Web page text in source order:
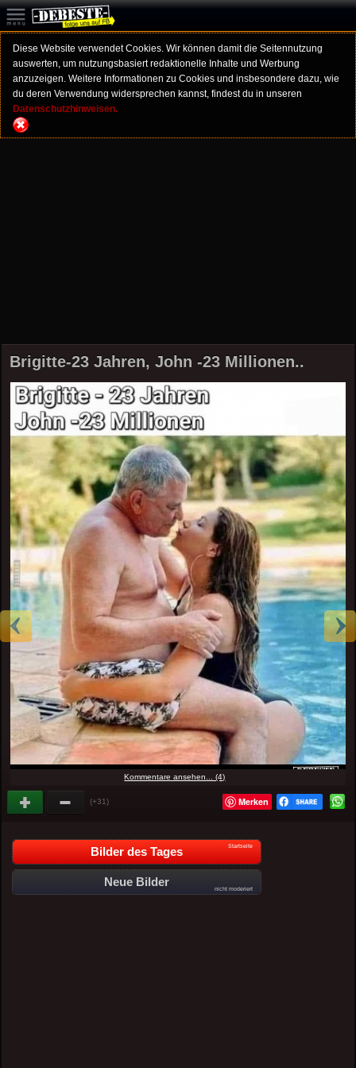
Diese Website verwendet Cookies. Wir können damit die Seitennutzung
auswerten, um nutzungsbasiert redaktionelle Inhalte und Werbung
anzuzeigen. Weitere Informationen zu Cookies und insbesondere dazu, wie
du deren Verwendung widersprechen kannst, findest du in unseren
Datenschutzhinweisen.
Brigitte-23 Jahren, John -23 Millionen..
Kommentare ansehen... (4)
(+31) Merken
Bilder des Tages Startseite
Neue Bilder
nicht moderiert